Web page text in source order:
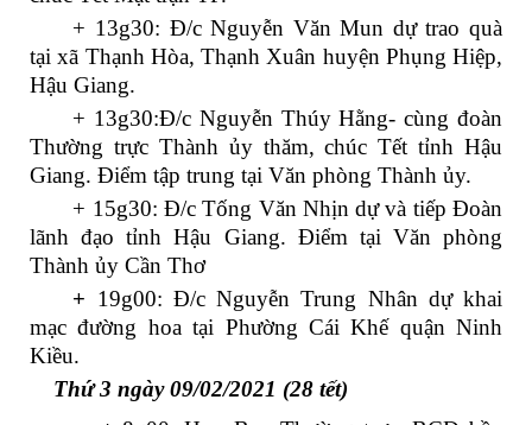
+ 13g30: Đ/c Nguyễn Văn Mun dự trao quà
tại xã Thạnh Hòa, Thạnh Xuân huyện Phụng Hiệp,
Hậu Giang.
+ 13g30:Đ/c Nguyễn Thúy Hằng- cùng đoàn
Thường trực Thành ủy thăm, chúc Tết tỉnh Hậu
Giang. Điểm tập trung tại Văn phòng Thành ủy.
+ 15g30: Đ/c Tống Văn Nhịn dự và tiếp Đoàn
lãnh đạo tỉnh Hậu Giang. Điểm tại Văn phòng
Thành ủy Cần Thơ
+ 19g00: Đ/c Nguyễn Trung Nhân dự khai
mạc đường hoa tại Phường Cái Khế quận Ninh
Kiều.
Thứ 3 ngày 09/02/2021 (28 tết)